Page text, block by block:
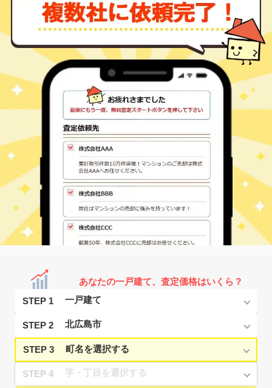
あなたの一戸建て、査定価格はいくら？
STEP 1
STEP 2
STEP 3
STEP 4